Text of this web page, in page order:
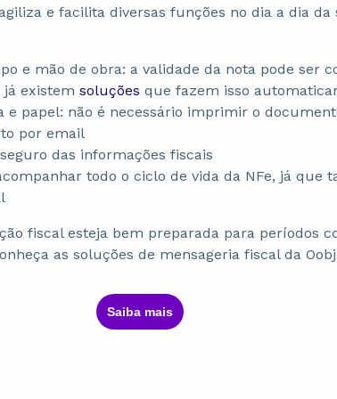
e facilita diversas funções no dia a dia da
e mão de obra: a validade da nota pode ser
existem soluções que fazem isso
e papel: não é necessário imprimir o
por email
das informações fiscais
todo o ciclo de vida da NFe, já que
fiscal esteja bem preparada para períodos
as soluções de mensageria fiscal da
ㅤSaiba maisㅤ